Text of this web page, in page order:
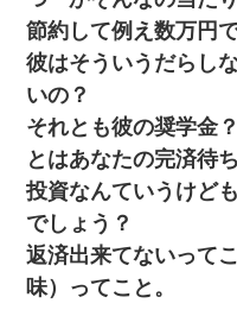
「パワハラを受けたから思
ら、速攻でパワハラかまし
22歳の頃、父に36歳の男性
の親会社の経営者の息子さ
送ったんだが→
朝起きたら嫁がいなかった
安だ）→ 仕事を早退して帰
２人・・・
彼氏の家に泊まる事になり
と電気を消すとミシッって
節約して例え数万円
彼はそういうだらし
いの？
それとも彼の奨学金
とはあなたの完済待
投資なんていうけど
でしょう？
返済出来てないって
味）ってこと。